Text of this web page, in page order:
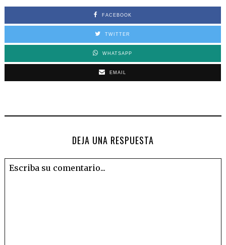
FACEBOOK
TWITTER
WHATSAPP
EMAIL
DEJA UNA RESPUESTA